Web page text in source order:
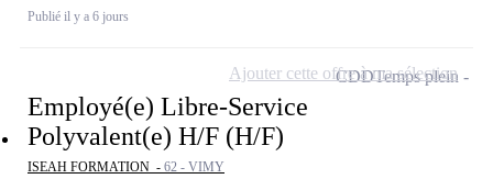
Publié il y a 6 jours
Employé(e) Libre-Service
Polyvalent(e) H/F (H/F)
ISEAH FORMATION - 62 - VIMY
CDDTemps plein
Ajouter cette offre à ma sélection